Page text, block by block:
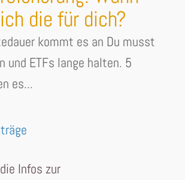
die für dich?
kommt es an Du musst
und ETFs lange halten. 5
es...
Infos zur